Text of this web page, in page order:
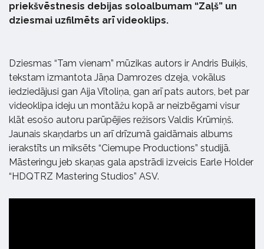
priekšvēstnesis debijas soloalbumam “Zaļš” un
dziesmai uzfilmēts arī videoklips.
Dziesmas “Tam vienam” mūzikas autors ir Andris Buiķis,
tekstam izmantota Jāņa Damrozes dzeja, vokālus
iedziedājusi gan Aija Vītoliņa, gan arī pats autors, bet par
videoklipa ideju un montāžu kopā ar neizbēgami visur
klāt esošo autoru parūpējies režisors Valdis Krūmiņš.
Jaunais skaņdarbs un arī drīzumā gaidāmais albums
ierakstīts un miksēts “Ciemupe Productions” studijā.
Māsteringu jeb skaņas gala apstrādi izveicis Earle Holder
“HDQTRZ Mastering Studios” ASV.